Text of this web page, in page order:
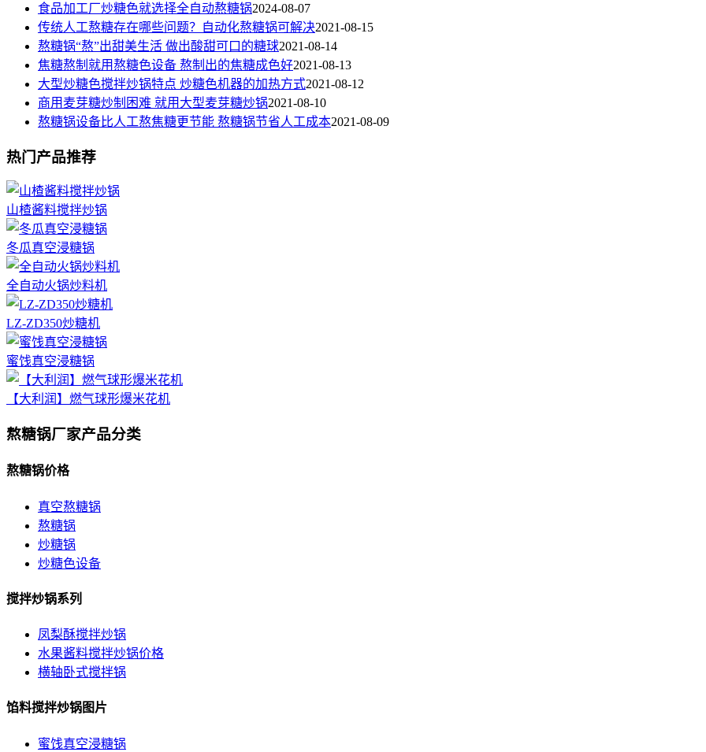
食品加工厂炒糖色就选择全自动熬糖锅2024-08-07
传统人工熬糖存在哪些问题？自动化熬糖锅可解决2021-08-15
熬糖锅“熬”出甜美生活 做出酸甜可口的糖球2021-08-14
焦糖熬制就用熬糖色设备 熬制出的焦糖成色好2021-08-13
大型炒糖色搅拌炒锅特点 炒糖色机器的加热方式2021-08-12
商用麦芽糖炒制困难 就用大型麦芽糖炒锅2021-08-10
熬糖锅设备比人工熬焦糖更节能 熬糖锅节省人工成本2021-08-09
热门产品推荐
山楂酱料搅拌炒锅
冬瓜真空浸糖锅
全自动火锅炒料机
LZ-ZD350炒糖机
蜜饯真空浸糖锅
【大利润】燃气球形爆米花机
熬糖锅厂家产品分类
熬糖锅价格
真空熬糖锅
熬糖锅
炒糖锅
炒糖色设备
搅拌炒锅系列
凤梨酥搅拌炒锅
水果酱料搅拌炒锅价格
横轴卧式搅拌锅
馅料搅拌炒锅图片
蜜饯真空浸糖锅